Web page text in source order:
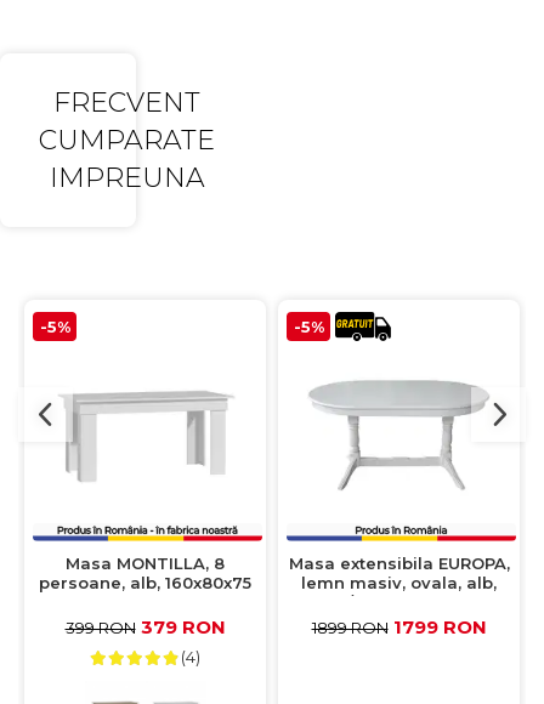
FRECVENT
CUMPARATE
IMPREUNA
-5%
Masa MONTILLA, 8
persoane, alb, 160x80x75
399 RON 379 RON
(4)
-5%
Masa extensibila EUROPA,
lemn masiv, ovala, alb,
160/240x90x70 cm
1899 RON 1799 RON